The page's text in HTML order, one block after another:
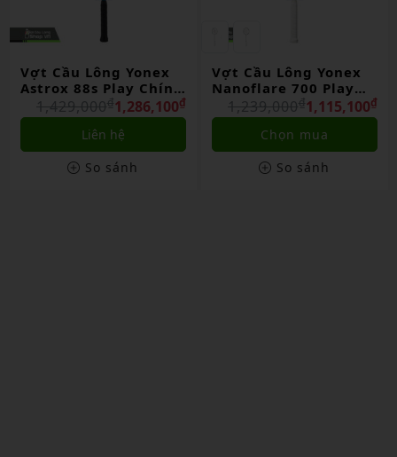
Vợt Cầu Lông Yonex
Nanoflare 700 Play
Chính Hãng 1,115,100₫
1,239,000₫
Chọn mua
So sánh
Vợt Cầu Lông Yonex
Astrox 88 Play 2024
Chính Hãng 1,187,100₫
1,319,000₫
Chọn mua
So sánh